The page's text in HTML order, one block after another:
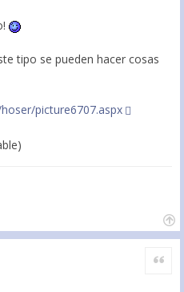
tipo se pueden hacer cosas
picture6707.aspx
Citar